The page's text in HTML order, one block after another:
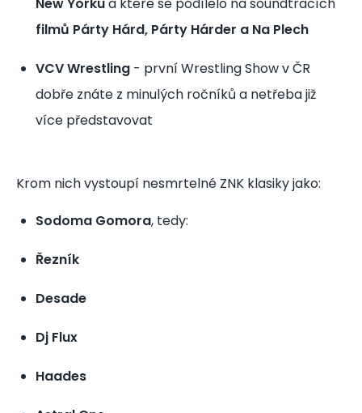
ДІ-ДЖЕЙ
HAADES
filmů Párty Hárd, Párty Hárder a Na Plech
VCV Wrestling - první Wrestling Show v ČR
dobře znáte z minulých ročníků a netřeba již
více představovat
Krom nich vystoupí nesmrtelné ZNK klasiky jako:
Sodoma Gomora, tedy:
Řezník
Desade
Dj Flux
Haades